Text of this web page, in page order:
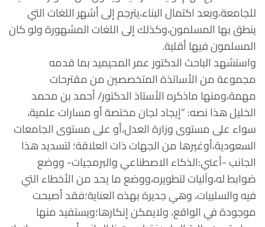
للجامعة،وبعد اكتمال البناء،يترجم إلى أشهر اللغات التي
ينطق بها المسلمون،وكذلك إلى اللغات المشهورة ولو كان
المسلمون فيها أقلية.
واستشهد الباحث الدكتور عمر المحيميد بما قدمه
مجموعة من الأساتذة المتخصصين من مقترحات
مهمة،ومنها ماذكره الأستاذ الدكتور/ أحمد بن محمد
الخليل هذا نصه: “إيجاد لجان مختصة أو مسارات علمية،
سواء على مستوى وزارة العدل،أو على مستوى الجامعات
السعودية،أوغيرها من الجهات ذات العلاقة؛ لتسديد هذا
الجانب -أعني:الذكاء الاصطناعي والبرمجيات- ووضع
ضوابط له،وآليات لتطويره،ووضع ما يحد من الأخطاء التي
فيه والسلبيات، وهي جديرة بهذه العناية؛فقد أصبحت
موجودة في الواقع، ولايمكن إنكارها؛ويستفيد منها